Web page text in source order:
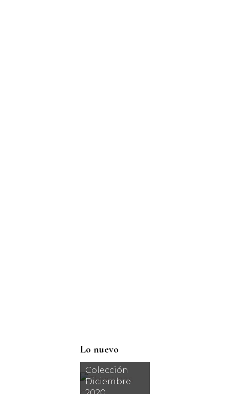
Lo nuevo
Colección
Diciembre